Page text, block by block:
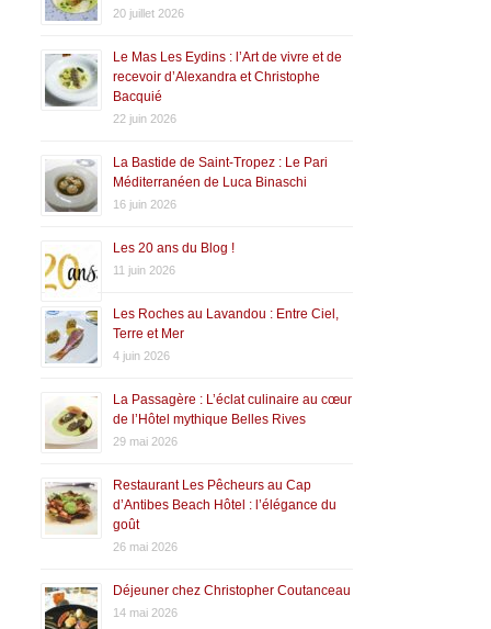
20 juillet 2026
Le Mas Les Eydins : l’Art de vivre et de
recevoir d’Alexandra et Christophe
Bacquié
22 juin 2026
La Bastide de Saint-Tropez : Le Pari
Méditerranéen de Luca Binaschi
16 juin 2026
Les 20 ans du Blog !
11 juin 2026
Les Roches au Lavandou : Entre Ciel,
Terre et Mer
4 juin 2026
La Passagère : L’éclat culinaire au cœur
de l’Hôtel mythique Belles Rives
29 mai 2026
Restaurant Les Pêcheurs au Cap
d’Antibes Beach Hôtel : l’élégance du
goût
26 mai 2026
Déjeuner chez Christopher Coutanceau
14 mai 2026